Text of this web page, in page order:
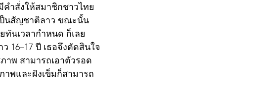
ำสั่งให้สมาชิกชาวไทย
ป็นสัญชาติลาว ขณะนั้น
ทันเวลากำหนด ก็เลย
16–17 ปี เธอจึงตัดสินใจ
าพ สามารถเอาตัวรอด
าพและฝังเข็มก็สามารถ